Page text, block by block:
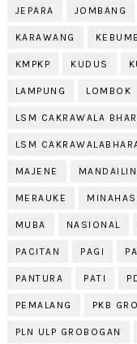
JEPARA JOMBANG
KARAWANG
KMPKP KUDUS
LAMPUNG LOMBOK
LSM CAKRAWALA
LSM
MAJENE
MERAUKE
MUBA NASIONAL
PACITAN PAGI
PANTURA PATI
PEMALANG PKB
PLN ULP GROBOGAN